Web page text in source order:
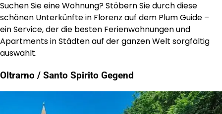
Suchen Sie eine Wohnung? Stöbern Sie durch diese
schönen Unterkünfte in Florenz auf dem Plum Guide –
ein Service, der die besten Ferienwohnungen und
Apartments in Städten auf der ganzen Welt sorgfältig
auswählt.
Oltrarno / Santo Spirito Gegend